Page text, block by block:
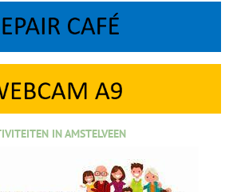
IN AMSTELVEEN